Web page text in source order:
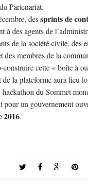
Partenariat.
dessprints de
à des agents de
de la société civile, des
des membres de la
construire cette « boîte à
de la plateforme aura lieu
du Sommet
pour un gouvernement
2016.